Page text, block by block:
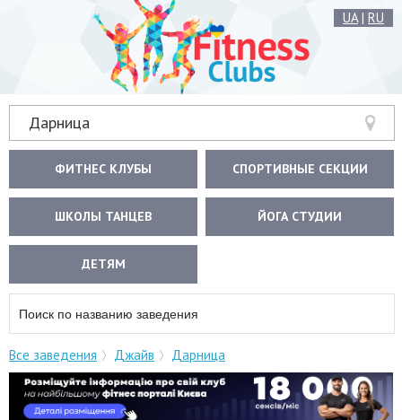
UA| RU
Дарница
ФИТНЕС КЛУБЫ СПОРТИВНЫЕ СЕКЦИИ
ШКОЛЫ ТАНЦЕВ ЙОГА СТУДИИ
ДЕТЯМ
Все заведения Джайв Дарница